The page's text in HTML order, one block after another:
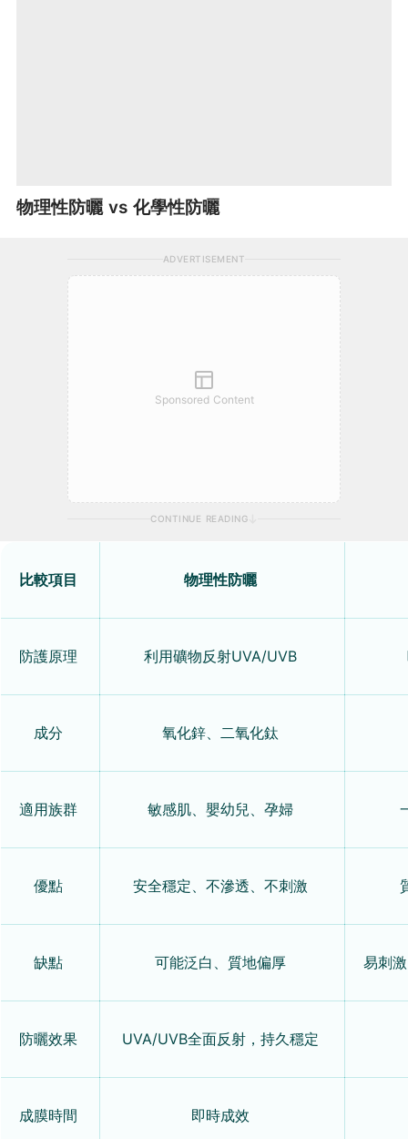
物理性防曬 vs 化學性防曬
ADVERTISEMENT
Sponsored Content
CONTINUE READING
比較項目 物理性防曬
防護原理 利用礦物反射UVA/UVB
成分 氧化鋅、二氧化鈦
適用族群 敏感肌、嬰幼兒、孕婦
優點 安全穩定、不滲透、不刺激
缺點 可能泛白、質地偏厚 易刺
防曬效果 UVA/UVB全面反射，持久穩定
成膜時間 即時成效